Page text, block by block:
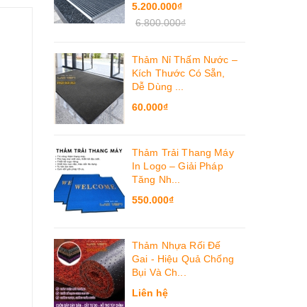
5.200.000₫
6.800.000₫
Thảm Nỉ Thấm Nước –
Kích Thước Có Sẵn,
Dễ Dùng ...
60.000₫
Thảm Trải Thang Máy
In Logo – Giải Pháp
Tăng Nh...
550.000₫
Thảm Nhựa Rối Đế
Gai - Hiệu Quả Chống
Bụi Và Ch...
Liên hệ